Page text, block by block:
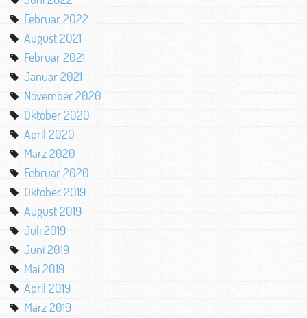
Februar 2022
August 2021
Februar 2021
Januar 2021
November 2020
Oktober 2020
April 2020
März 2020
Februar 2020
Oktober 2019
August 2019
Juli 2019
Juni 2019
Mai 2019
April 2019
März 2019